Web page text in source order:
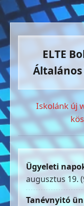
ELTE
Általános
Iskolánk új
Ügyeleti
augusztus 19.
Tanévnyitó